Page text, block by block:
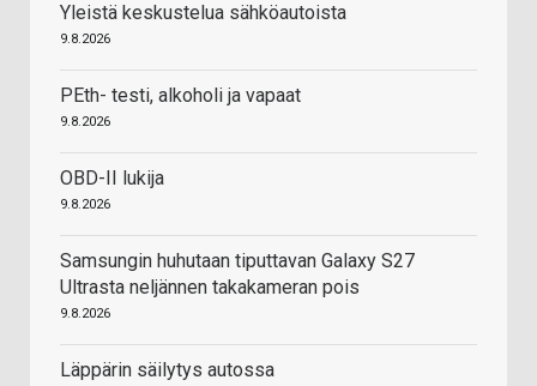
Yleistä keskustelua sähköautoista
9.8.2026
PEth- testi, alkoholi ja vapaat
9.8.2026
OBD-II lukija
9.8.2026
Samsungin huhutaan tiputtavan Galaxy S27
Ultrasta neljännen takakameran pois
9.8.2026
Läppärin säilytys autossa